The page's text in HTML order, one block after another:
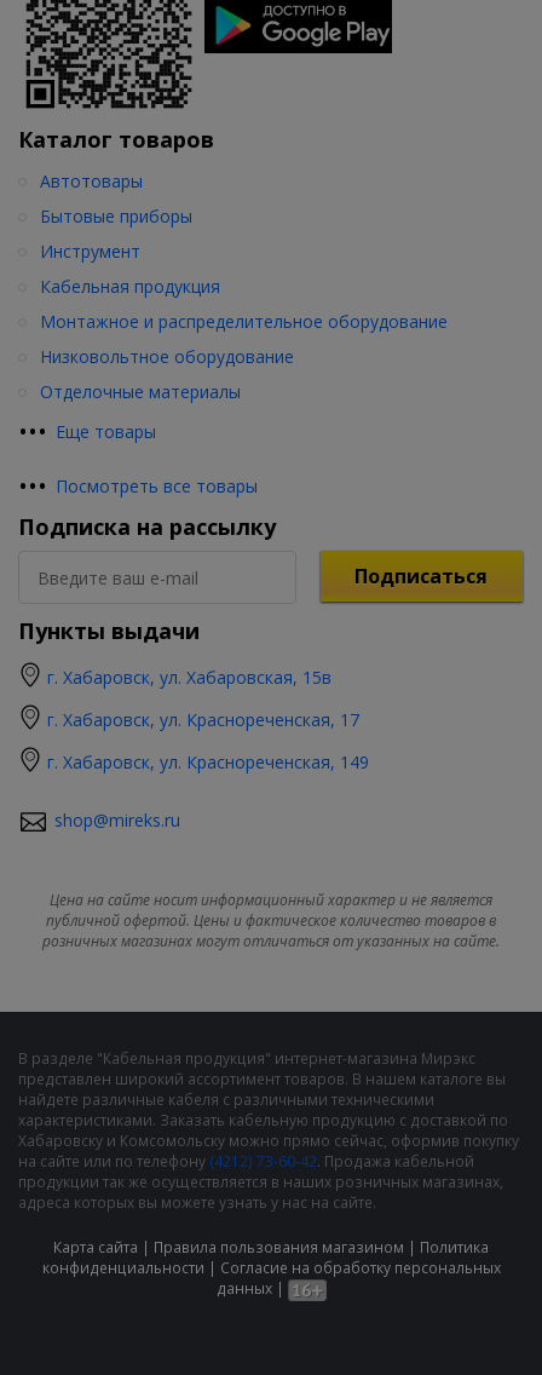
Каталог товаров
••• Еще товары
Автотовары
Бытовые приборы
Инструмент
Кабельная продукция
Монтажное и распределительное оборудование
Низковольтное оборудование
Отделочные материалы
••• Посмотреть все товары
Подписка на рассылку
Подписаться
Пункты выдачи
г. Хабаровск, ул. Хабаровская, 15в
г. Хабаровск, ул. Краснореченская, 17
г. Хабаровск, ул. Краснореченская, 149
shop@mireks.ru
Цена на сайте носит информационный характер и не является
публичной офертой. Цены и фактическое количество товаров в
розничных магазинах могут отличаться от указанных на сайте.
В разделе "Кабельная продукция" интернет-магазина Мирэкс
представлен широкий ассортимент товаров. В нашем каталоге вы
найдете различные кабеля с различными техническими
характеристиками. Заказать кабельную продукцию с доставкой по
Хабаровску и Комсомольску можно прямо сейчас, оформив покупку
на сайте или по телефону (4212) 73-60-42. Продажа кабельной
продукции так же осуществляется в наших розничных магазинах,
адреса которых вы можете узнать у нас на сайте.
Карта сайта | Правила пользования магазином | Политика
конфиденциальности | Cогласие на обработку персональных
данных|